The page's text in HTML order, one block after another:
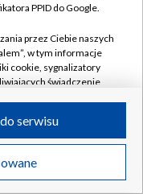
w likwidacji
PPID do Google.
przez Ciebie naszych
w tym informacje
cookie, sygnalizatory
świadczenie
przez Ciebie
IP, identyfikatory
serwisu